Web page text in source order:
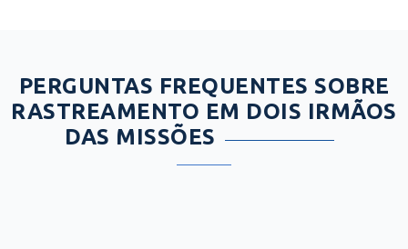
PERGUNTAS FREQUENTES SOBRE
RASTREAMENTO EM DOIS IRMÃOS
DAS MISSÕES